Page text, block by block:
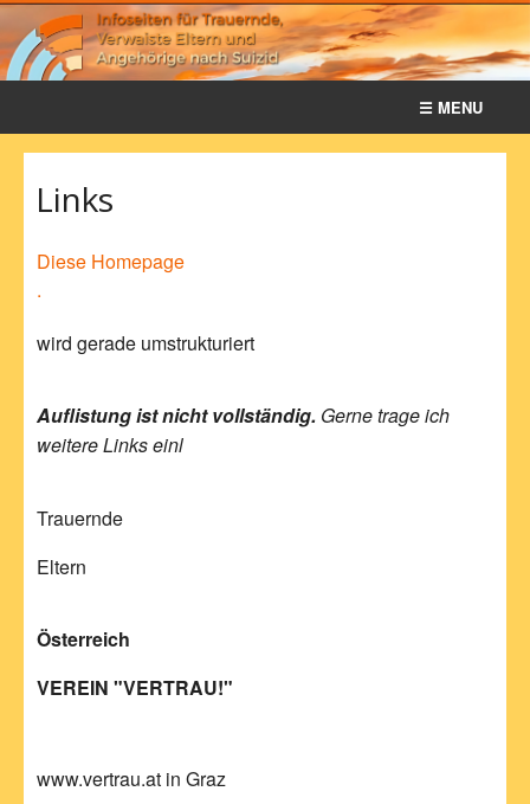
☰ MENU
Home
Notfall
Termine
Literatur
Links
Links
Diese Homepage
.
wird gerade umstrukturiert
Auflistung ist nicht vollständig. Gerne trage ich
weitere Links einl
Trauernde
Eltern
Österreich
VEREIN "VERTRAU!"
www.vertrau.at in Graz